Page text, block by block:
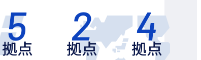
5
拠点 2
拠点 4
拠点